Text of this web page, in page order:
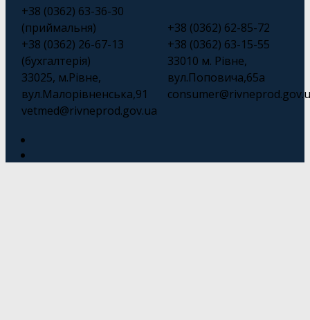
+38 (0362) 63-36-30
(приймальня)
+38 (0362) 26-67-13
(бухгалтерія)
33025, м.Рівне,
вул.Малорівненська,91
vetmed@rivneprod.gov.ua
+38 (0362) 62-85-72
+38 (0362) 63-15-55
33010 м. Рівне,
вул.Поповича,65а